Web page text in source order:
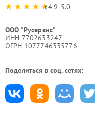
4.9-5.0
ООО "Русервис"
ИНН 7702633247
ОГРН 1077746335776
Поделиться в соц. сетях: